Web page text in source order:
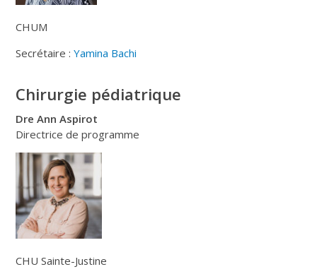
CHUM
Secrétaire :Yamina Bachi
Chirurgie pédiatrique
Dre Ann Aspirot
Directrice de programme
CHU Sainte-Justine